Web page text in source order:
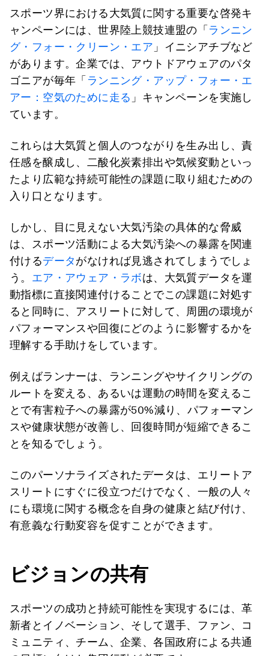
スポーツ界における大気質に関する重要な啓発キ
ャンペーンには、世界陸上競技連盟の「 ランニン
グ・フォー・クリーン・エア 」イニシアチブなど
があります。企業では、アウトドアウェアのパタ
ゴニアが毎年「 ランニング・アップ・フォー・エ
アー：空気のために走る 」キャンペーンを実施し
ています。
これらは大気質と個人のつながりを生み出し、責
任感を醸成し、二酸化炭素排出や気候変動といっ
たより広範な持続可能性の課題に取り組むための
入り口となります。
しかし、目に見えない大気汚染の具体的な脅威
は、スポーツ活動による大気汚染への暴露を関連
付けるデータがなければ見逃されてしまうでしょ
う。 エア・アウェア・ラボは、大気質データを運
動指標に直接関連付けることでこの課題に対処す
ると同時に、アスリートに対して、周囲の環境が
パフォーマンスや回復にどのように影響するかを
理解する手助けをしています。
例えばランナーは、ランニングやサイクリングの
ルートを変える、あるいは運動の時間を変えるこ
とで有害粒子への暴露が50%減り、パフォーマン
スや健康状態が改善し、回復時間が短縮できるこ
とを知るでしょう。
このパーソナライズされたデータは、エリートア
スリートにすぐに役立つだけでなく、一般の人々
にも環境に関する概念を自身の健康と結び付け、
有意義な行動変容を促すことができます。
ビジョンの共有
スポーツの成功と持続可能性を実現するには、革
新者とイノベーション、そして選手、ファン、コ
ミュニティ、チーム、企業、各国政府による共通